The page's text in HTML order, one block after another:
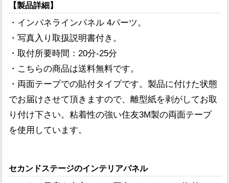
【製品詳細】
・インパネラインパネル 4パーツ。
・写真入り取扱説明書付き。
・取付所要時間：20分-25分
・こちらの商品は送料無料です。
・両面テープでの貼付タイプです。製品に付けた状態
でお届けさせて頂きますので、離型紙を剥がしてお取
り付け下さい。粘着性の強い住友3M製の両面テープ
を使用しています。
セカンドステージのインテリアパネル